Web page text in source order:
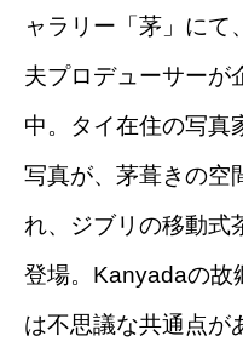
ャラリー「茅」にて
夫プロデューサーが
中。タイ在住の写真
写真が、茅葺きの空
れ、ジブリの移動式
登場。Kanyadaの故
は不思議な共通点が